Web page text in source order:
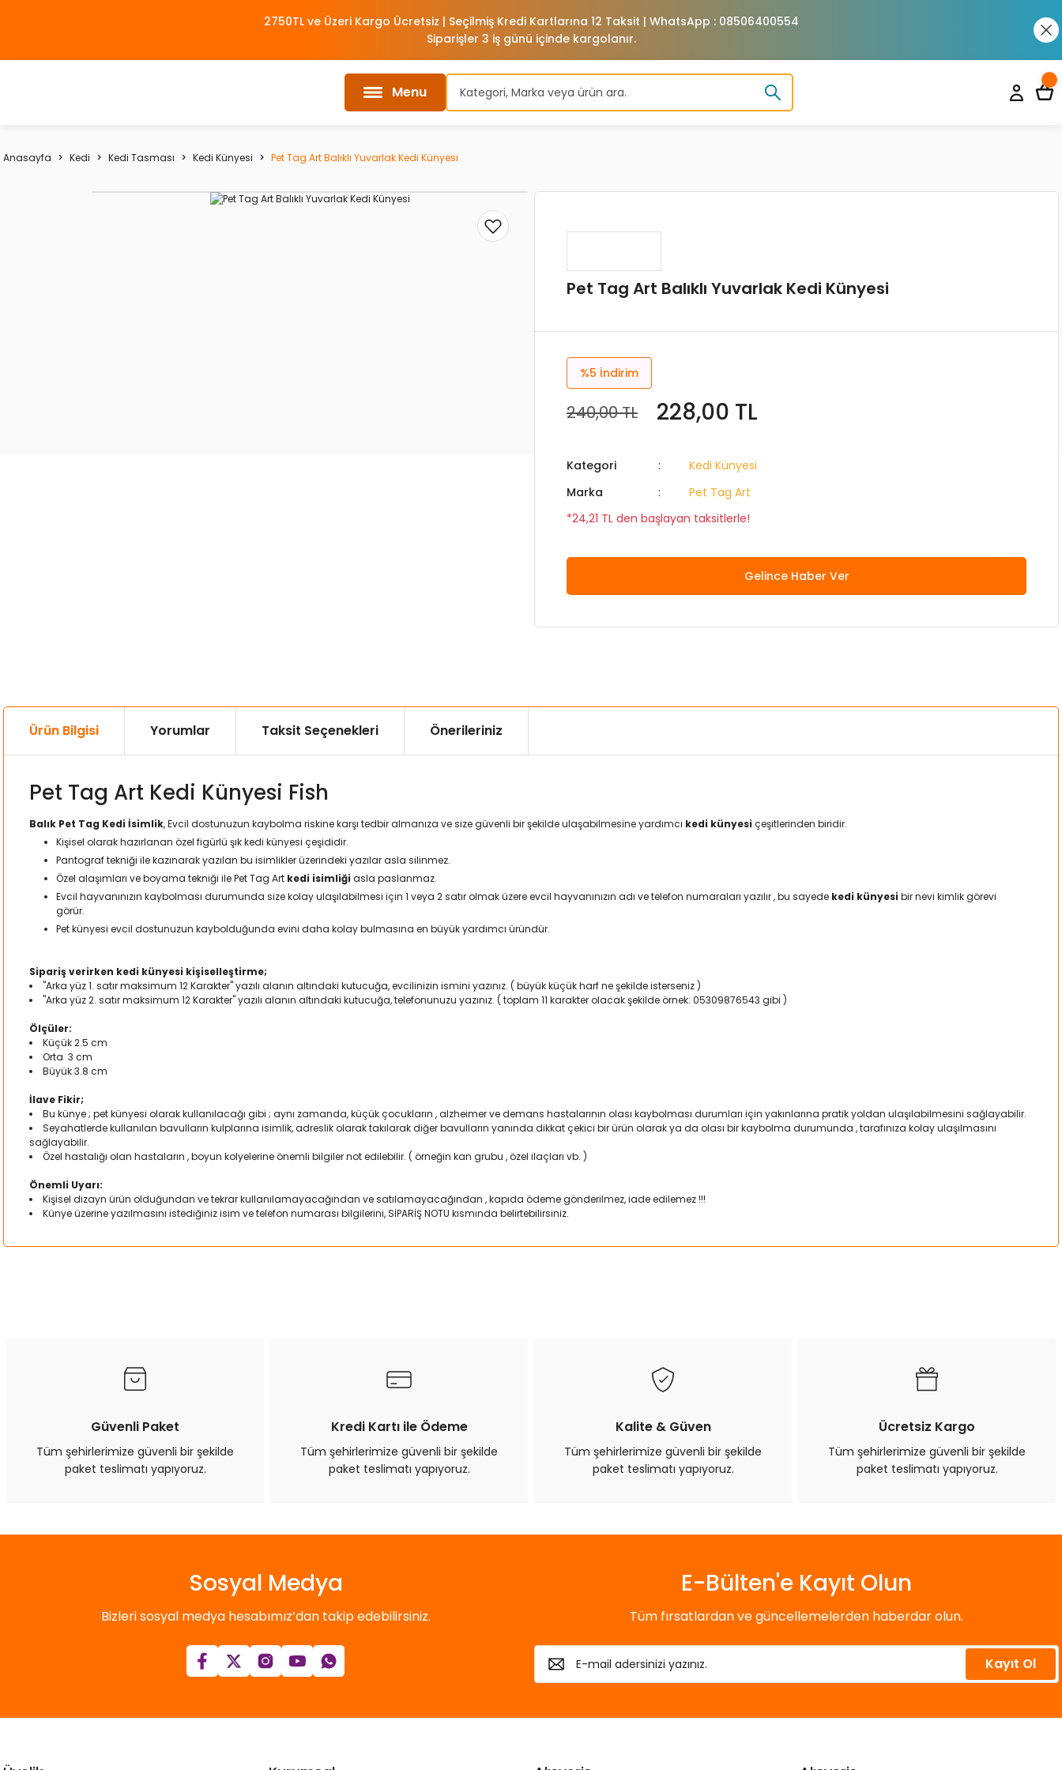
2750TL ve Üzeri Kargo Ücretsiz | Seçilmiş Kredi Kartlarına 12 Taksit | WhatsApp : 08506400554
Siparişler 3 iş günü içinde kargolanır.
Menu
Anasayfa Kedi Kedi Tasması Kedi Künyesi Pet Tag Art Balıklı Yuvarlak Kedi Künyesi
Pet Tag Art Balıklı Yuvarlak Kedi Künyesi
%5 İndirim
240,00 TL 228,00 TL
Kategori
Kedi Künyesi
Marka
Pet Tag Art
*24,21 TL den başlayan taksitlerle!
Gelince Haber Ver
Ürün Bilgisi Yorumlar Taksit Seçenekleri Önerileriniz
Pet Tag Art Kedi Künyesi Fish
Balık Pet Tag Kedi İsimlik, Evcil dostunuzun kaybolma riskine karşı tedbir almanıza ve size güvenli bir şekilde ulaşabilmesine yardımcı kedi künyesi çeşitlerinden biridir.
Kişisel olarak hazırlanan özel figürlü şık kedi künyesi çeşididir.
Pantograf tekniği ile kazınarak yazılan bu isimlikler üzerindeki yazılar asla silinmez.
Özel alaşımları ve boyama tekniği ile Pet Tag Art kedi isimliği asla paslanmaz.
Evcil hayvanınızın kaybolması durumunda size kolay ulaşılabilmesi için 1 veya 2 satır olmak üzere evcil hayvanınızın adı ve telefon numaraları yazılır , bu sayede kedi künyesi bir nevi kimlik görevi
görür.
Pet künyesi evcil dostunuzun kaybolduğunda evini daha kolay bulmasına en büyük yardımcı üründür.
Sipariş verirken kedi künyesi kişiselleştirme;
"Arka yüz 1. satır maksimum 12 Karakter" yazılı alanın altındaki kutucuğa, evcilinizin ismini yazınız. ( büyük küçük harf ne şekilde isterseniz )
"Arka yüz 2. satır maksimum 12 Karakter" yazılı alanın altındaki kutucuğa, telefonunuzu yazınız. ( toplam 11 karakter olacak şekilde örnek: 05309876543 gibi )
Ölçüler:
Küçük 2.5 cm
Orta 3 cm
Büyük 3.8 cm
İlave Fikir;
Bu künye ; pet künyesi olarak kullanılacağı gibi ; aynı zamanda, küçük çocukların , alzheimer ve demans hastalarının olası kaybolması durumları için yakınlarına pratik yoldan ulaşılabilmesini sağlayabilir.
Seyahatlerde kullanılan bavulların kulplarına isimlik, adreslik olarak takılarak diğer bavulların yanında dikkat çekici bir ürün olarak ya da olası bir kaybolma durumunda , tarafınıza kolay ulaşılmasını
sağlayabilir.
Özel hastalığı olan hastaların , boyun kolyelerine önemli bilgiler not edilebilir. ( örneğin kan grubu , özel ilaçları vb. )
Önemli Uyarı:
Kişisel dizayn ürün olduğundan ve tekrar kullanılamayacağından ve satılamayacağından , kapıda ödeme gönderilmez, iade edilemez !!!
Künye üzerine yazılmasını istediğiniz isim ve telefon numarası bilgilerini, SİPARİŞ NOTU kısmında belirtebilirsiniz.
Ürün bilgilerinde hatalar bulunuyor.
Bu ürüne benzer farklı alternatifler olmalı.
Güvenli Paket
Tüm şehirlerimize güvenli bir şekilde
paket teslimatı yapıyoruz.
Kredi Kartı ile Ödeme
Tüm şehirlerimize güvenli bir şekilde
paket teslimatı yapıyoruz.
Kalite & Güven
Tüm şehirlerimize güvenli bir şekilde
paket teslimatı yapıyoruz.
Ücretsiz Kargo
Tüm şehirlerimize güvenli bir şekilde
paket teslimatı yapıyoruz.
Sosyal Medya
Bizleri sosyal medya hesabımız’dan takip edebilirsiniz.
E-Bülten'e Kayıt Olun
Tüm fırsatlardan ve güncellemelerden haberdar olun.
Kayıt Ol